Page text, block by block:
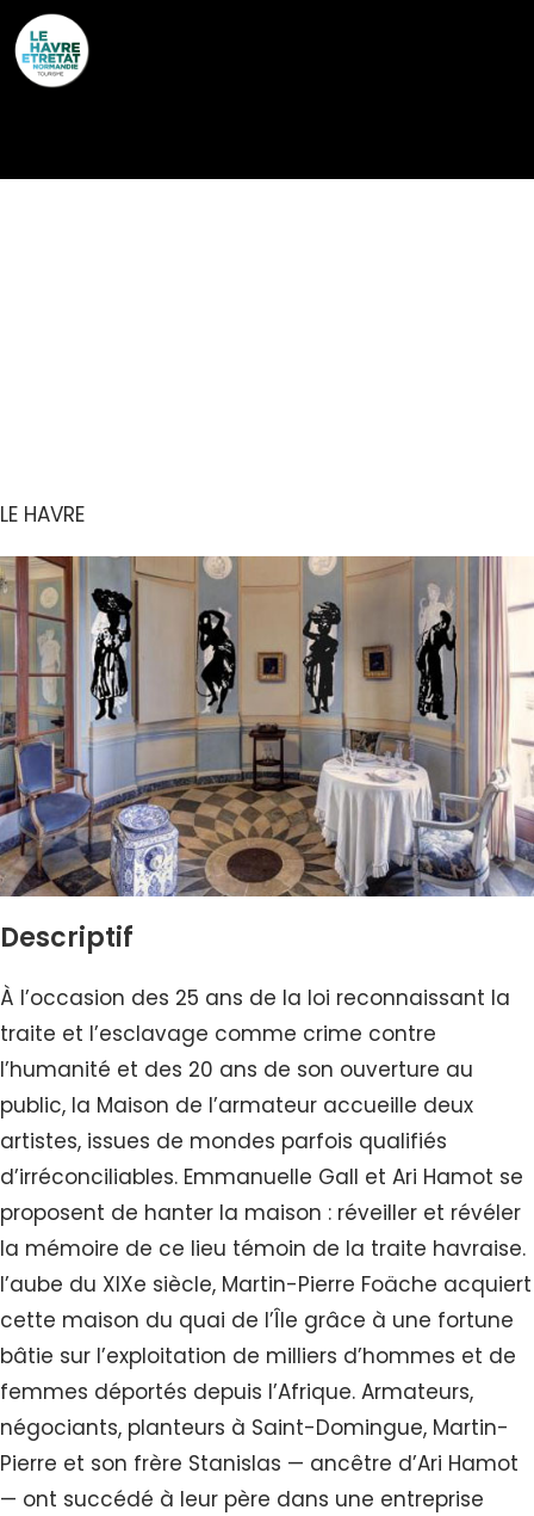
LE HAVRE
Descriptif
À l’occasion des 25 ans de la loi reconnaissant la
traite et l’esclavage comme crime contre
l’humanité et des 20 ans de son ouverture au
public, la Maison de l’armateur accueille deux
artistes, issues de mondes parfois qualifiés
d’irréconciliables. Emmanuelle Gall et Ari Hamot se
proposent de hanter la maison : réveiller et révéler
la mémoire de ce lieu témoin de la traite havraise.
l’aube du XIXe siècle, Martin-Pierre Foäche acquiert
cette maison du quai de l’Île grâce à une fortune
bâtie sur l’exploitation de milliers d’hommes et de
femmes déportés depuis l’Afrique. Armateurs,
négociants, planteurs à Saint-Domingue, Martin-
Pierre et son frère Stanislas — ancêtre d’Ari Hamot
— ont succédé à leur père dans une entreprise
Cookies management panel